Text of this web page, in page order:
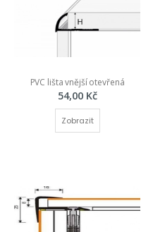
PVC lišta vnější otevřená
54,00 Kč
Zobrazit